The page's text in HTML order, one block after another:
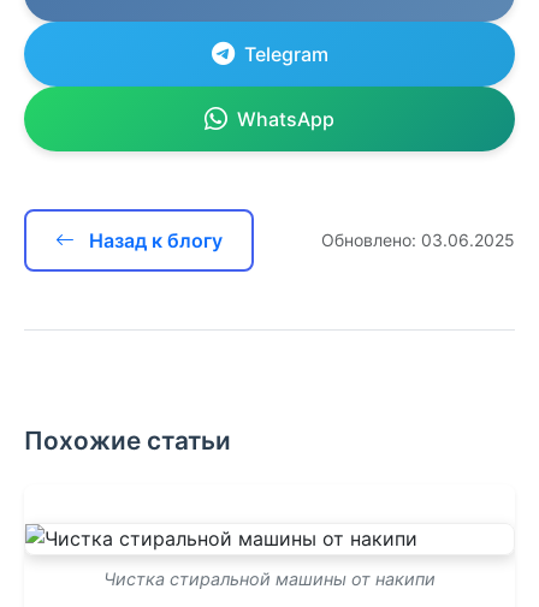
Telegram
WhatsApp
Назад к блогу Обновлено: 03.06.2025
Похожие статьи
Чистка стиральной машины от накипи